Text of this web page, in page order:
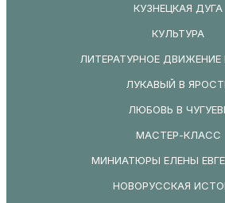
КУЗНЕЦКАЯ ДУГА
КУЛЬТУРА
ЛИТЕРАТУРНОЕ ДВИЖЕНИЕ
ЛУКАВЫЙ В
ЛЮБОВЬ В
МАСТЕР-КЛАСС
МИНИАТЮРЫ ЕЛЕНЫ
НОВОРУССКАЯ